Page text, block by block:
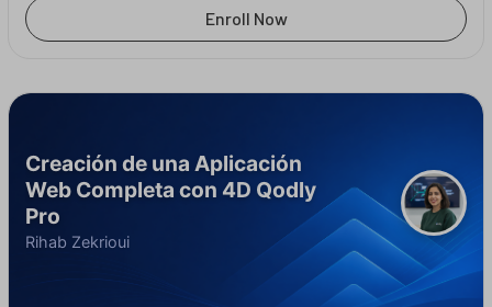
Enroll Now
Creación de una Aplicación
Web Completa con 4D Qodly
Pro
Rihab Zekrioui